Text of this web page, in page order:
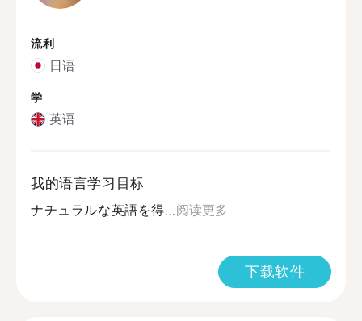
流利
日语
学
英语
我的语言学习目标
ナチュラルな英語を得...阅读更多
下载软件